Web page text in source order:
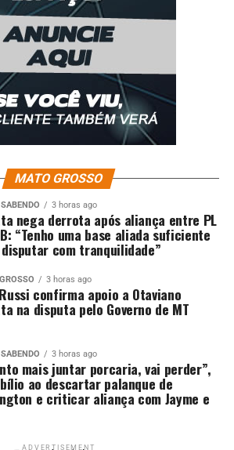
MATO GROSSO
3 horas ago
nega derrota após aliança entre PL
“Tenho uma base aliada suficiente
com tranquilidade”
3 horas ago
confirma apoio a Otaviano
na disputa pelo Governo de MT
3 horas ago
mais juntar porcaria, vai perder”,
ao descartar palanque de
e criticar aliança com Jayme e
ADVERTISEMENT